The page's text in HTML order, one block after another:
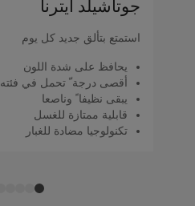
جوتاشيلد اﻳﺘﺮﻧﺎ
استمتع بتألق جديد كل يوم
يحافظ على شدة اللون
أقصى درجة ّ تحمل في فئته
يبقى نظيفا ً وناصعا
قابلية ممتازة للغسل
تكنولوجيا مضادة للغبار